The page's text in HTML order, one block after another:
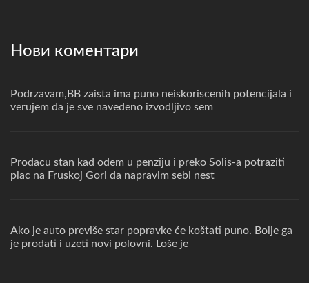
Нови коментари
Podrzavam,BB zaista ima puno neiskoriscenih potencijala i
verujem da je sve navedeno izvodljivo sem
Prodacu stan kad odem u penziju i preko Solis-a potraziti
plac na Fruskoj Gori da napravim sebi nest
Ako je auto previše star popravke će koštati puno. Bolje ga
je prodati i uzeti novi polovni. Loše je